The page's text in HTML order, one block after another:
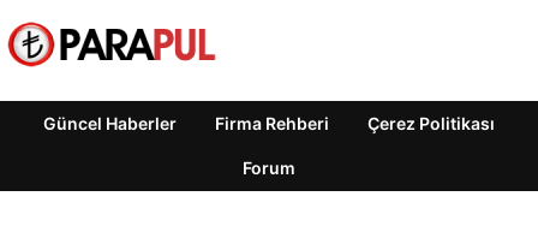
Güncel Haberler Firma Rehberi Çerez Politikası
Forum